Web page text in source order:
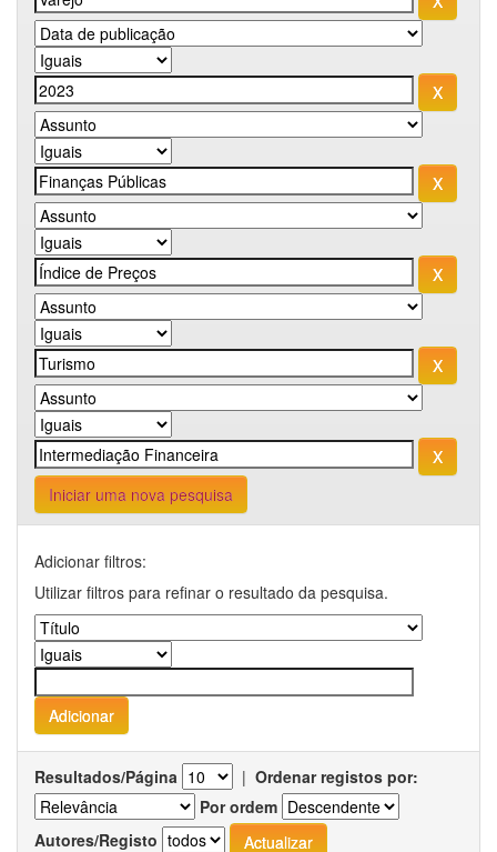
Iniciar uma nova pesquisa
Adicionar filtros:
Utilizar filtros para refinar o resultado da pesquisa.
Resultados/Página | Ordenar registos por:
Por ordem
Autores/Registo